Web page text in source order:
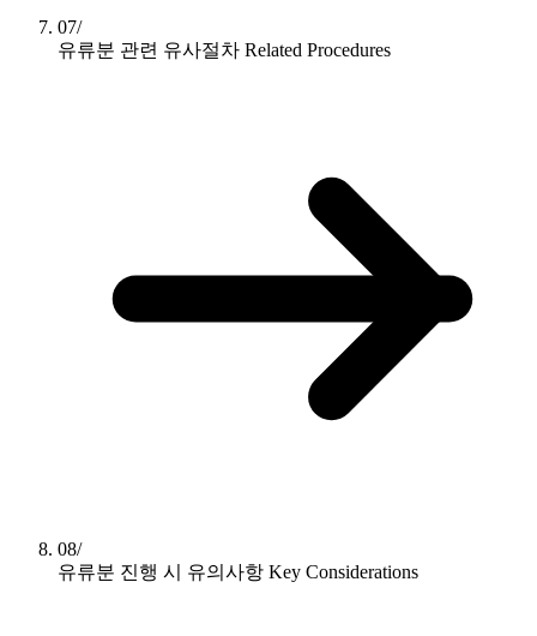
07/
유류분 관련 유사절차 Related Procedures
08/
유류분 진행 시 유의사항 Key Considerations